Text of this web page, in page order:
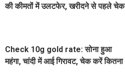
की कीमतों में उलटफेर, खरीदने से पहले चेक
Check 10g gold rate: सोना हुआ
महंगा, चांदी में आई गिरावट, चेक करें कितना